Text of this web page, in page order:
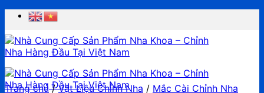
Chuyển
nội
dung
Trang chủ / Vật Liệu Chỉnh Nha / Mắc Cài Chỉnh Nha